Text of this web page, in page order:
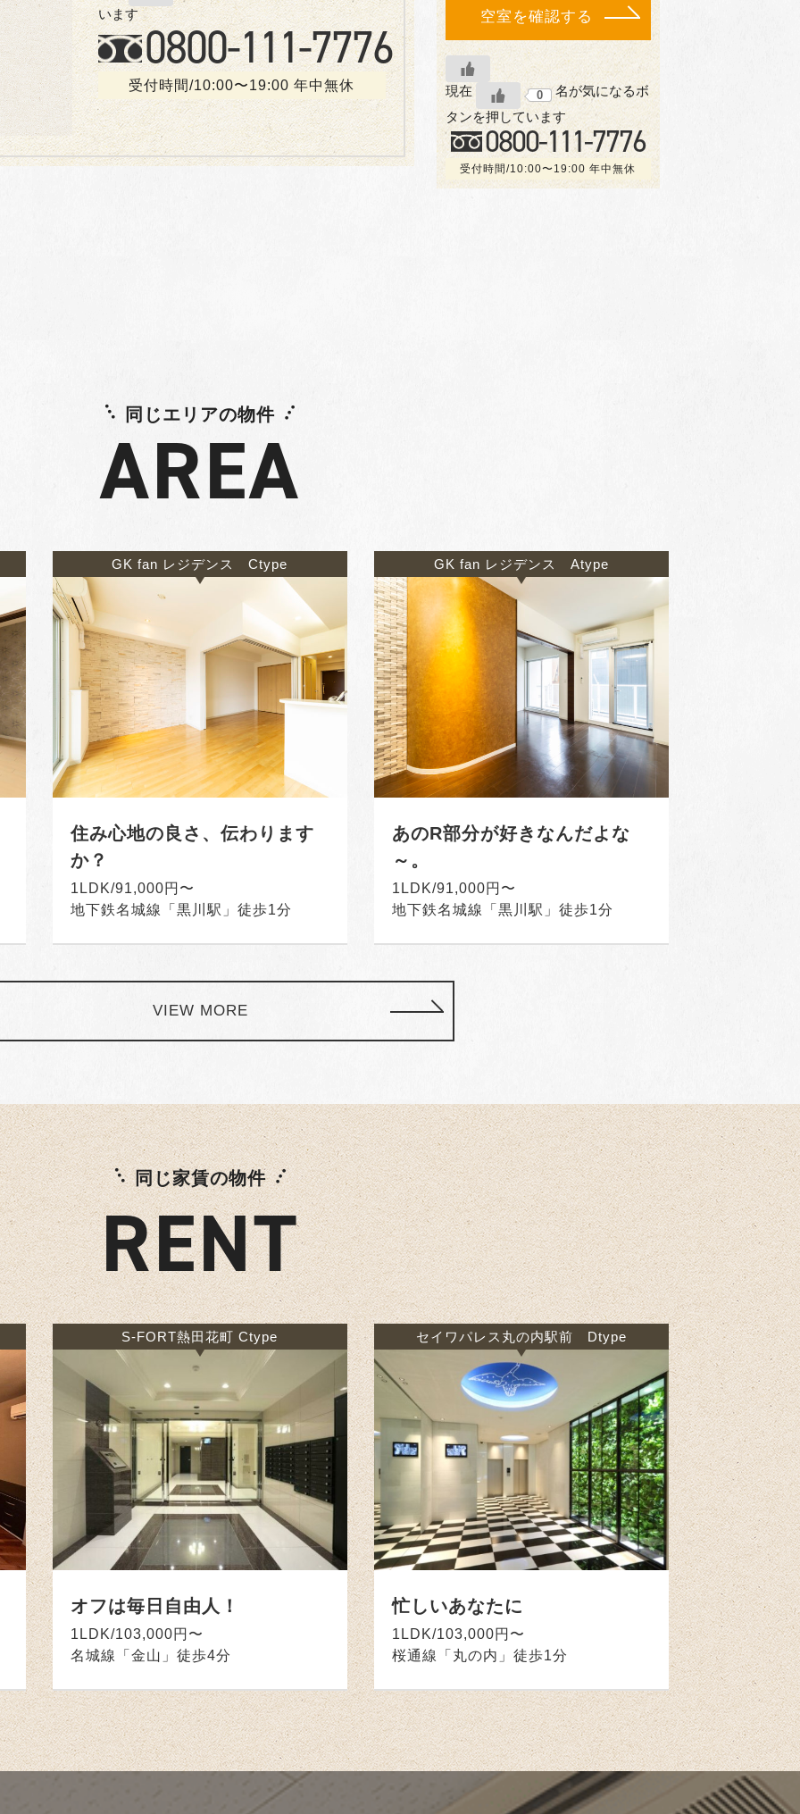
います
0800-111-7776
受付時間/10:00〜19:00 年中無休
空室を確認する
現在 0
名が気になるボ
タンを押しています
0800-111-7776
受付時間/10:00〜19:00 年中無休
同じエリアの物件
AREA
GK fan レジデンス Ctype
住み心地の良さ、伝わります
か？
1LDK/91,000円〜
地下鉄名城線「黒川駅」徒歩1分
GK fan レジデンス Atype
あのR部分が好きなんだよな
～。
1LDK/91,000円〜
地下鉄名城線「黒川駅」徒歩1分
VIEW MORE
同じ家賃の物件
RENT
S-FORT熱田花町 Ctype
オフは毎日自由人！
1LDK/103,000円〜
名城線「金山」徒歩4分
セイワパレス丸の内駅前 Dtype
忙しいあなたに
1LDK/103,000円〜
桜通線「丸の内」徒歩1分